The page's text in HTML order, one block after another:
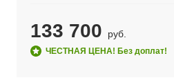
133 700 руб.
ЧЕСТНАЯ ЦЕНА! Без доплат!